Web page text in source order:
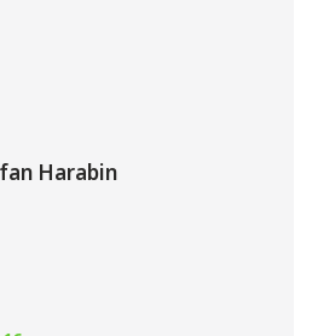
Harabin